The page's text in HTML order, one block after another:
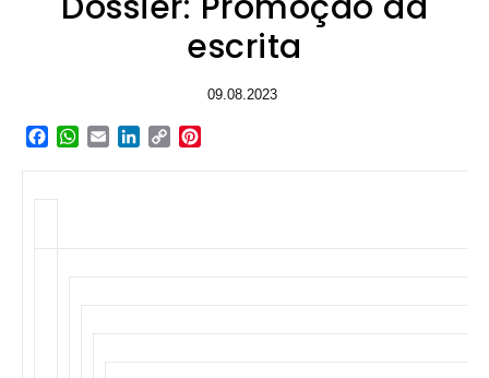
escrita
09.08.2023
Facebook
WhatsApp
EmailLinkedIn
Copy